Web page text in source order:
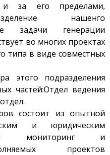
за его пределами,
нашенго
задачи генерации
во многих проектах
типа в виде совместных
этого подразделения
частей:Отдел ведения
состоит из опытной
и юридическим
мониторинг и
проектов